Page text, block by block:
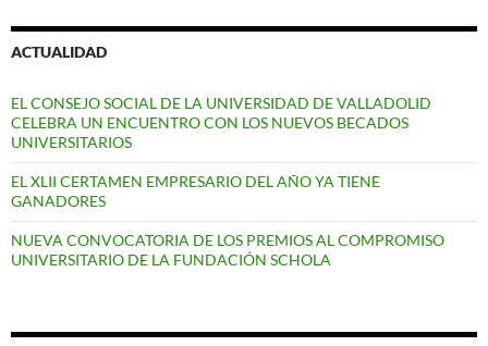
ACTUALIDAD
EL CONSEJO SOCIAL DE LA UNIVERSIDAD DE VALLADOLID
CELEBRA UN ENCUENTRO CON LOS NUEVOS BECADOS
UNIVERSITARIOS
EL XLII CERTAMEN EMPRESARIO DEL AÑO YA TIENE
GANADORES
NUEVA CONVOCATORIA DE LOS PREMIOS AL COMPROMISO
UNIVERSITARIO DE LA FUNDACIÓN SCHOLA